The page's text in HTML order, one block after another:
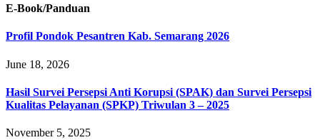
E-Book/Panduan
Profil Pondok Pesantren Kab. Semarang 2026
June 18, 2026
Hasil Survei Persepsi Anti Korupsi (SPAK) dan Survei Persepsi
Kualitas Pelayanan (SPKP) Triwulan 3 – 2025
November 5, 2025